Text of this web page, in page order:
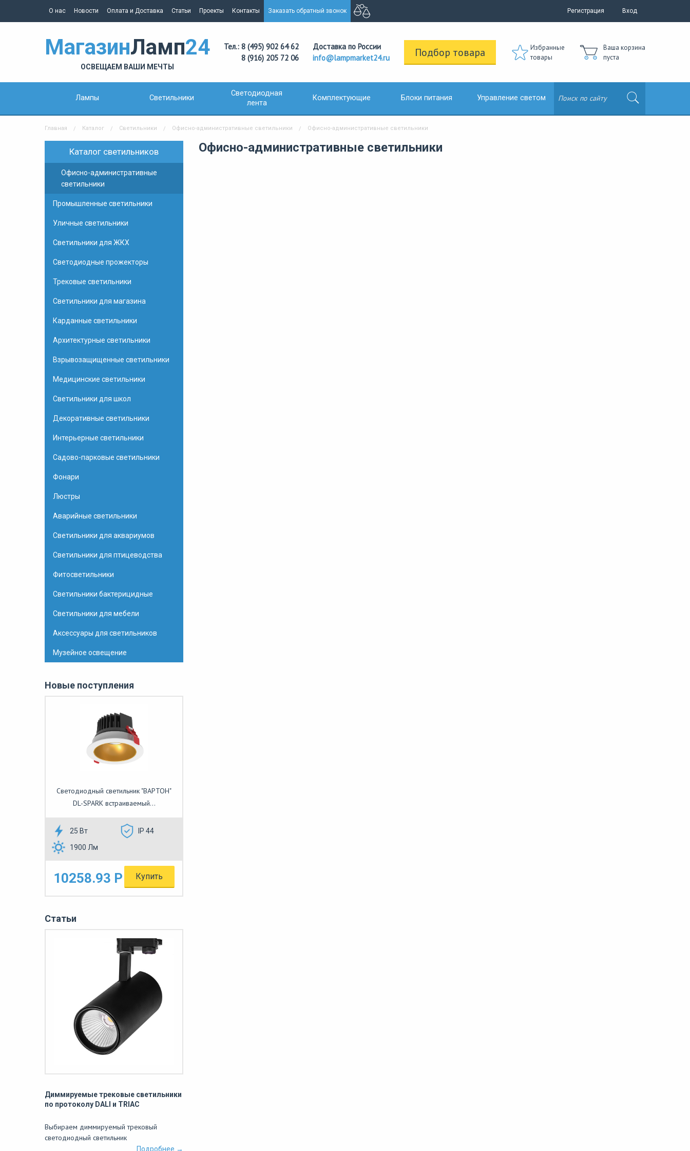
О нас Новости Оплата и Доставка Статьи Проекты Контакты Заказать обратный звонок Регистрация Вход
МагазинЛамп24
ОСВЕЩАЕМ ВАШИ МЕЧТЫ
Тел.: 8 (495) 902 64 62
8 (916) 205 72 06
Доставка по России
info@lampmarket24.ru
Подбор товара
Избранные
товары
Ваша корзина
пуста
Лампы Светильники
Светодиодная
лента
Комплектующие Блоки питания Управление светом
Главная Каталог Светильники Офисно-административные светильники Офисно-административные светильники
Каталог светильников
Офисно-административные
светильники
Промышленные светильники
Уличные светильники
Светильники для ЖКХ
Светодиодные прожекторы
Трековые светильники
Светильники для магазина
Карданные светильники
Архитектурные светильники
Взрывозащищенные светильники
Медицинские светильники
Светильники для школ
Декоративные светильники
Интерьерные светильники
Садово-парковые светильники
Фонари
Люстры
Аварийные светильники
Светильники для аквариумов
Светильники для птицеводства
Фитосветильники
Светильники бактерицидные
Светильники для мебели
Аксессуары для светильников
Музейное освещение
Новые поступления
Светодиодный светильник "ВАРТОН"
DL-SPARK встраиваемый...
25 Вт
IP 44
1900 Лм
10258.93 Р Купить
Статьи
Диммируемые трековые светильники
по протоколу DALI и TRIAC
Выбираем диммируемый трековый
светодиодный светильник
Подробнее →
Офисно-административные светильники